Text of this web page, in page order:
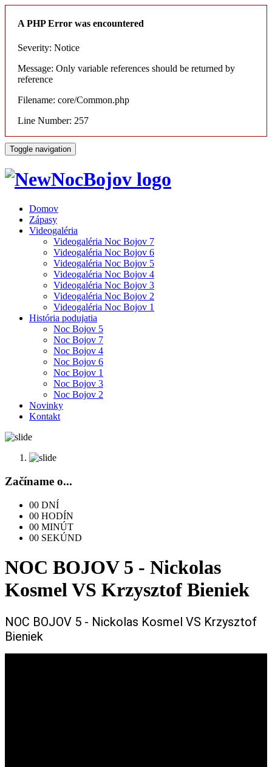
A PHP Error was encountered
Severity: Notice
Message: Only variable references should be returned by
reference
Filename: core/Common.php
Line Number: 257
Toggle navigation
Domov
Zápasy
Videogaléria
Videogaléria Noc Bojov 7
Videogaléria Noc Bojov 6
Videogaléria Noc Bojov 5
Videogaléria Noc Bojov 4
Videogaléria Noc Bojov 3
Videogaléria Noc Bojov 2
Videogaléria Noc Bojov 1
História podujatia
Noc Bojov 5
Noc Bojov 7
Noc Bojov 4
Noc Bojov 6
Noc Bojov 1
Noc Bojov 3
Noc Bojov 2
Novinky
Kontakt
Začíname o...
00 DNÍ
00 HODÍN
00 MINÚT
00 SEKÚND
NOC BOJOV 5 - Nickolas
Kosmel VS Krzysztof Bieniek
NOC BOJOV 5 - Nickolas Kosmel VS Krzysztof
Bieniek